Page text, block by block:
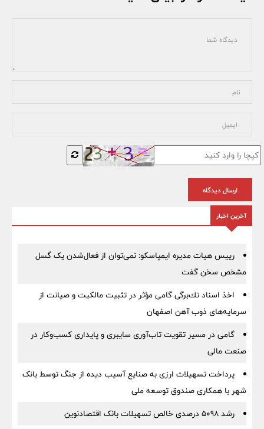
ارسال دیدگاه
آخرین اخبار
رییس هیات مدیره ایمپاسکو: نمی‌توان از فعال‌شدن یک گسل
مشخص سخن گفت
اخذ اسناد تك‌برگی گامی مؤثر در تثبیت مالكیت و صیانت از
سرمایه‌های ذوب آهن اصفهان
گامی در مسیر تقویت تاب‌آوری سایبری و پایداری کسب‌وکار در
صنعت مالی
پرداخت تسهیلات ارزی به صنایع آسیب دیده از جنگ توسط بانک
شهر با همکاری صندوق توسعه ملی
رشد 5098 درصدی خالص تسهیلات بانک اقتصادنوین